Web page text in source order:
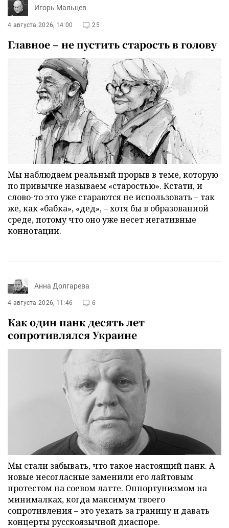
Игорь Мальцев
4 августа 2026, 14:00 25
Главное – не пустить старость в голову
Мы наблюдаем реальный прорыв в теме, которую
по привычке называем «старостью». Кстати, и
слово-то это уже стараются не использовать – так
же, как «бабка», «дед», – хотя бы в образованной
среде, потому что оно уже несет негативные
коннотации.
Анна Долгарева
4 августа 2026, 11:46 6
Как один панк десять лет
сопротивлялся Украине
Мы стали забывать, что такое настоящий панк. А
новые несогласные заменили его лайтовым
протестом на соевом латте. Оппортунизмом на
минималках, когда максимум твоего
сопротивления – это уехать за границу и давать
концерты русскоязычной диаспоре.